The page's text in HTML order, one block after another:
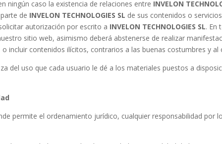
ningún caso la existencia de relaciones entre INVELON
de INVELON TECHNOLOGIES SL de sus contenidos o
autorización por escrito a INVELON TECHNOLOGIES SL. En
sitio web, asimismo deberá abstenerse de realizar
o incluir contenidos ilícitos, contrarios a las buenas costumbres y al
del uso que cada usuario le dé a los materiales puestos a
permite el ordenamiento jurídico, cualquier responsabilidad por